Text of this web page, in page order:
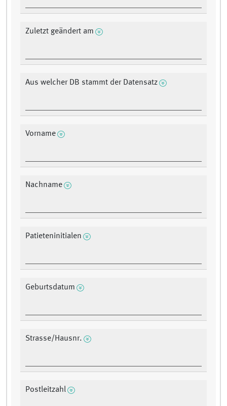
Zuletzt geändert am
Aus welcher DB stammt der Datensatz
Vorname
Nachname
Patieteninitialen
Geburtsdatum
Strasse/Hausnr.
Postleitzahl